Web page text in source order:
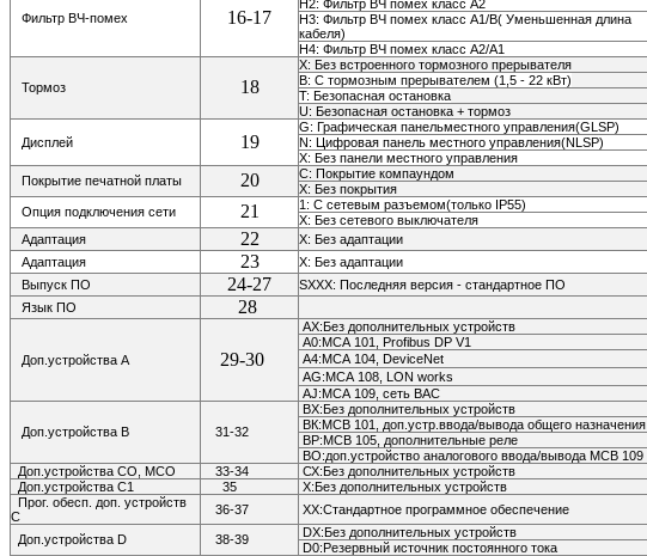
Фильтр ВЧ-помех 16-17
H2: Фильтр ВЧ помех класс A2
H3: Фильтр ВЧ помех класс A1/B( Уменьшенная длина
кабеля)
H4: Фильтр ВЧ помех класс A2/A1
Тормоз 18
X: Без встроенного тормозного прерывателя
B: С тормозным прерывателем (1,5 - 22 кВт)
T: Безопасная остановка
U: Безопасная остановка + тормоз
Дисплей 19
G: Графическая панельместного управления(GLSP)
N: Цифровая панель местного управления(NLSP)
Х: Без панели местного управления
Покрытие печатной платы
20 С: Покрытие компаундом
Х: Без покрытия
Опция подключения сети
21 1: С сетевым разъемом(только IP55)
Х: Без сетевого выключателя
Адаптация
22 X: Без адаптации
Адаптация 23 X: Без адаптации
Выпуск ПО 24-27 SXXX: Последняя версия - стандартное ПО
Язык ПО 28
Доп.устройства А 29-30
АХ:Без дополнительных устройств
А0:МСА 101, Profibus DP V1
А4:МСА 104, DeviceNet
AG:МСА 108, LON works
AJ:МСА 109, сеть ВАС
Доп.устройства В 31-32
ВХ:Без дополнительных устройств
ВК:МСВ 101, доп.устр.ввода/вывода общего назначения
ВР:МСВ 105, дополнительные реле
ВО:доп.устройство аналогового ввода/вывода МСВ 109
Доп.устройства СО, МСО
33-34 СХ:Без дополнительных устройств
Доп.устройства С1
35 Х:Без дополнительных устройств
Прог. обесп. доп. устройств
С
36-37 ХХ:Стандартное программное обеспечение
Доп.устройства D 38-39 DX:Без дополнительных устройств
D0:Резервный источник постоянного тока